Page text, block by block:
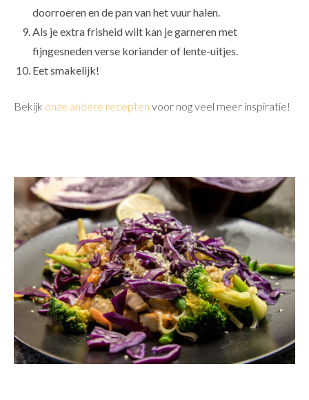
doorroeren en de pan van het vuur halen.
Als je extra frisheid wilt kan je garneren met
fijngesneden verse koriander of lente-uitjes.
Eet smakelijk!
Bekijk onze andere recepten voor nog veel meer inspiratie!